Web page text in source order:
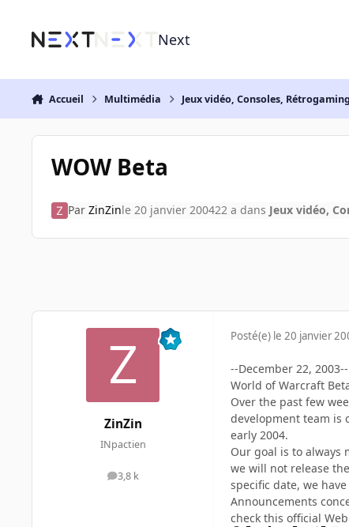
Next
Accueil Multimédia Jeux vidéo, Consoles,
WOW Beta
Par ZinZinle 20 janvier 200422 a dans Jeux vidéo,
ZinZin
INpactien
3,8 k
messages
Posté(e) le 20 janvier
--December 22, 2003--
World of Warcraft
Over the past few
development team is
early 2004.
Our goal is to always
we will not release
specific date, we
Announcements
check this official